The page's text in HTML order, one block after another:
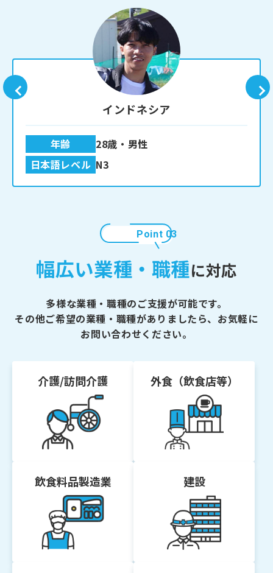
インドネシア
年齢
28歳・男性
⽇本語レベル N3
Point 03
幅広い業種・職種に対応
多様な業種・職種のご支援が可能です。
その他ご希望の業種・職種がありましたら、お気軽に
お問い合わせください。
介護/訪問介護 外食（飲食店等）
飲食料品製造業 建設